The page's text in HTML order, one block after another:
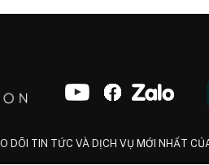
DÕI TIN TỨC VÀ DỊCH VỤ MỚI NHẤT